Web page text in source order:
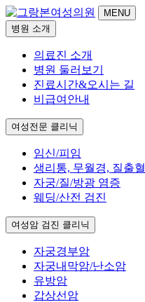
MENU
병원 소개
의료진 소개
병원 둘러보기
진료시간&오시는 길
비급여안내
여성전문 클리닉
임신/피임
생리통, 무월경, 질출혈
자궁/질/방광 염증
웨딩/산전 검진
여성암 검진 클리닉
자궁경부암
자궁내막암/난소암
유방암
갑상선암